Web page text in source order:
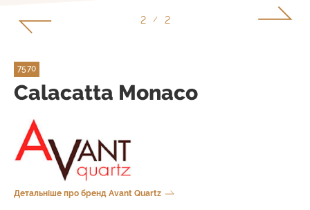
2 / 2
7570
Calacatta Monaco
Детальніше про бренд Avant Quartz